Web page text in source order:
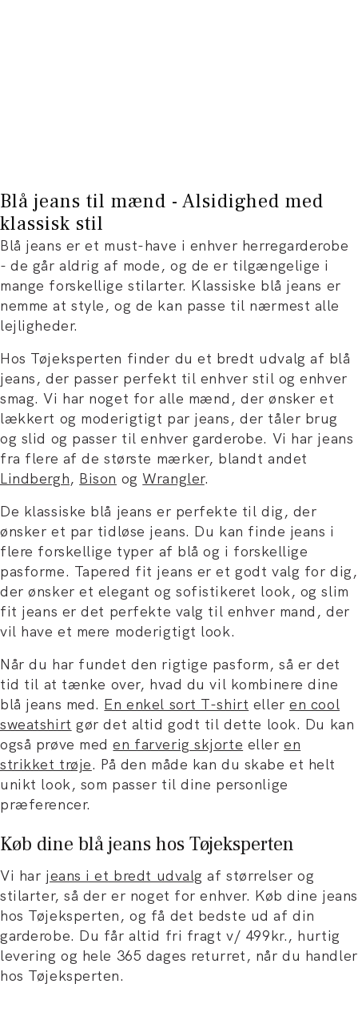
Blå jeans til mænd - Alsidighed med
klassisk stil
Blå jeans er et must-have i enhver herregarderobe
- de går aldrig af mode, og de er tilgængelige i
mange forskellige stilarter. Klassiske blå jeans er
nemme at style, og de kan passe til nærmest alle
lejligheder.
Hos Tøjeksperten finder du et bredt udvalg af blå
jeans, der passer perfekt til enhver stil og enhver
smag. Vi har noget for alle mænd, der ønsker et
lækkert og moderigtigt par jeans, der tåler brug
og slid og passer til enhver garderobe. Vi har jeans
fra flere af de største mærker, blandt andet
Lindbergh, Bison ogWrangler.
De klassiske blå jeans er perfekte til dig, der
ønsker et par tidløse jeans. Du kan finde jeans i
flere forskellige typer af blå og i forskellige
pasforme. Tapered fit jeans er et godt valg for dig,
der ønsker et elegant og sofistikeret look, og slim
fit jeans er det perfekte valg til enhver mand, der
vil have et mere moderigtigt look.
Når du har fundet den rigtige pasform, så er det
tid til at tænke over, hvad du vil kombinere dine
blå jeans med. En enkel sort T-shirt elleren cool
sweatshirt gør det altid godt til dette look. Du kan
også prøve meden farverig skjorte elleren
strikket trøje. På den måde kan du skabe et helt
unikt look, som passer til dine personlige
præferencer.
Køb dine blå jeans hos Tøjeksperten
Vi har jeans i et bredt udvalg af størrelser og
stilarter, så der er noget for enhver. Køb dine jeans
hos Tøjeksperten, og få det bedste ud af din
garderobe. Du får altid fri fragt v/ 499kr., hurtig
levering og hele 365 dages returret, når du handler
hos Tøjeksperten.